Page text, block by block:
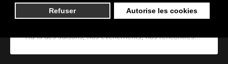
Refuser Autorise les cookies
Au fil des saisons, nos évènements, nos rencontres...